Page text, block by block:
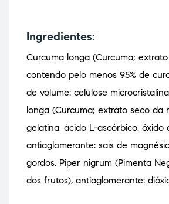
Ingredientes:
Curcuma longa (Curcuma;
contendo pelo menos 95% de
de volume: celulose
longa (Curcuma; extrato seco da
gelatina, ácido L-ascórbico, óxido
antiaglomerante: sais de
gordos, Piper nigrum (Pimenta
dos frutos), antiaglomerante: